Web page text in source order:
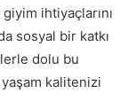
ihtiyaçlarını
sosyal bir katkı
dolu bu
yaşam kalitenizi